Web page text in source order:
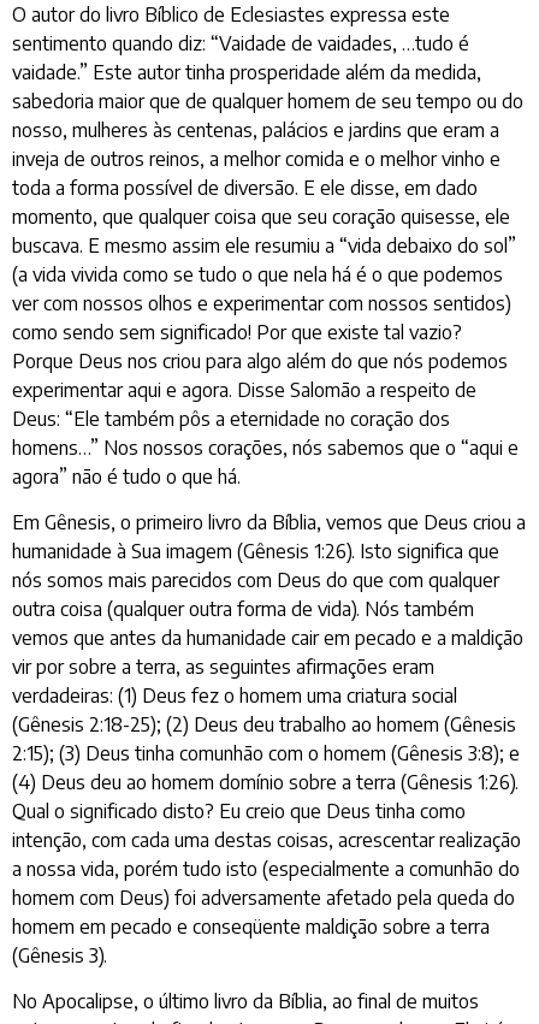
O autor do livro Bíblico de Eclesiastes expressa este
sentimento quando diz: “Vaidade de vaidades, …tudo é
vaidade.” Este autor tinha prosperidade além da medida,
sabedoria maior que de qualquer homem de seu tempo ou do
nosso, mulheres às centenas, palácios e jardins que eram a
inveja de outros reinos, a melhor comida e o melhor vinho e
toda a forma possível de diversão. E ele disse, em dado
momento, que qualquer coisa que seu coração quisesse, ele
buscava. E mesmo assim ele resumiu a “vida debaixo do sol”
(a vida vivida como se tudo o que nela há é o que podemos
ver com nossos olhos e experimentar com nossos sentidos)
como sendo sem significado! Por que existe tal vazio?
Porque Deus nos criou para algo além do que nós podemos
experimentar aqui e agora. Disse Salomão a respeito de
Deus: “Ele também pôs a eternidade no coração dos
homens…” Nos nossos corações, nós sabemos que o “aqui e
agora” não é tudo o que há.
Em Gênesis, o primeiro livro da Bíblia, vemos que Deus criou a
humanidade à Sua imagem (Gênesis 1:26). Isto significa que
nós somos mais parecidos com Deus do que com qualquer
outra coisa (qualquer outra forma de vida). Nós também
vemos que antes da humanidade cair em pecado e a maldição
vir por sobre a terra, as seguintes afirmações eram
verdadeiras: (1) Deus fez o homem uma criatura social
(Gênesis 2:18-25); (2) Deus deu trabalho ao homem (Gênesis
2:15); (3) Deus tinha comunhão com o homem (Gênesis 3:8); e
(4) Deus deu ao homem domínio sobre a terra (Gênesis 1:26).
Qual o significado disto? Eu creio que Deus tinha como
intenção, com cada uma destas coisas, acrescentar realização
a nossa vida, porém tudo isto (especialmente a comunhão do
homem com Deus) foi adversamente afetado pela queda do
homem em pecado e conseqüente maldição sobre a terra
(Gênesis 3).
No Apocalipse, o último livro da Bíblia, ao final de muitos